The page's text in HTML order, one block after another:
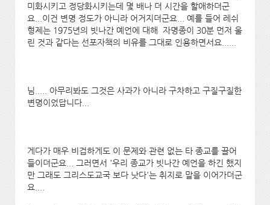
미화시키고 정당화시키는데 몇 배나 더 시간을 할애하더군
요...이건 변명 정도가 아니라 어거지더군요... 예를 들어 레쉬
형제는 1975년의 빗나간 예언에 대해 자명종이 30분 먼저 울
린 것과 같다는 선포자책의 비유를 그대로 인용하면서요......
님..... 아무리봐도 그것은 사과가 아니라 구차하고 구질구질한
변명이었답니다...
게다가 매우 비겁하게도 이 문제와 관련 없는 타 종교를 끌어
들이더군요... 그러면서 '우리 종교가 빗나간 예언을 하긴 했지
만 그래도 그리스도교국 보다 낫다'는 취지로 말을 이어가더군
요....